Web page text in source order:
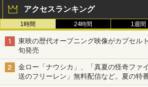
アクセスランキング
1時間 24時間 1週間
東映の歴代オープニング映像がカプセル
旬発売
金ロー「ナウシカ」、「真夏の怪奇ファ
送のフリーレン」無料配信など。夏の特